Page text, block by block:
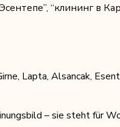
“клининг в
Lapta, Alsancak,
– sie steht für